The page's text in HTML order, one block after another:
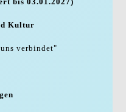
Kultur
verbindet"